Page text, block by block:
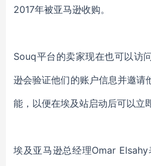
2017年被亚马逊收购。
Souq平台的卖家现在也可以访
逊会验证他们的账户信息并邀请
能，以便在埃及站启动后可以立
埃及亚马逊总经理Omar Elsahy